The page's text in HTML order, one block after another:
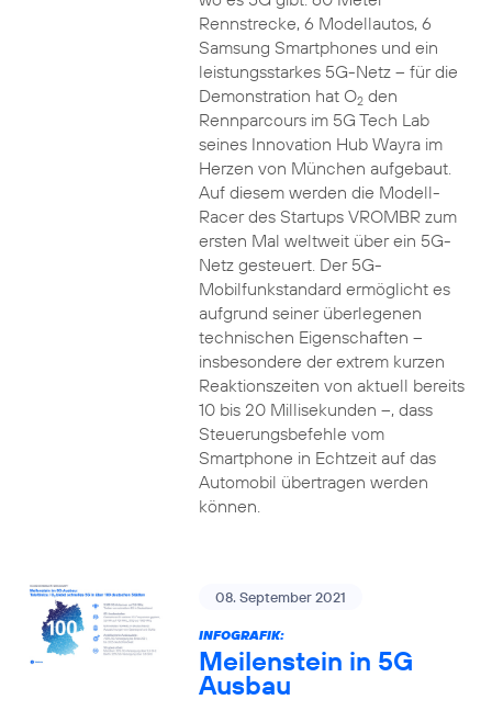
Rennstrecke, 6 Modellautos, 6
Samsung Smartphones und ein
leistungsstarkes 5G-Netz – für die
Demonstration hat O2den
Rennparcours im 5G Tech Lab
seines Innovation Hub Wayra im
Herzen von München aufgebaut.
Auf diesem werden die Modell-
Racer des Startups VROMBR zum
ersten Mal weltweit über ein 5G-
Netz gesteuert. Der 5G-
Mobilfunkstandard ermöglicht es
aufgrund seiner überlegenen
technischen Eigenschaften –
insbesondere der extrem kurzen
Reaktionszeiten von aktuell bereits
10 bis 20 Millisekunden –, dass
Steuerungsbefehle vom
Smartphone in Echtzeit auf das
Automobil übertragen werden
können.
08. September 2021
INFOGRAFIK:
Meilenstein in 5G
Ausbau